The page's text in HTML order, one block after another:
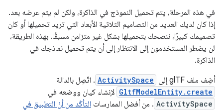
في هذه المرحلة، يتم تحميل النموذج في الذاكرة، ولكن لم يتم عرضه بعد.
إذا كان لديك العديد من التصاميم الثلاثية الأبعاد التي تريد تحميلها أو كان
تصميمك كبيرًا، ننصحك بتحميلها بشكل غير متزامن مسبقًا. بهذه الطريقة،
لن يضطر المستخدمون إلى الانتظار إلى أن يتم تحميل نماذجك في
الذاكرة.
أضِف ملف glTF إلى
ActivitySpace . اتّصِل بالدالة
GltfModelEntity.create لإنشاء كيان ووضعه في
ActivitySpace . من أفضل الممارسات التأكّد من أنّ التطبيق في